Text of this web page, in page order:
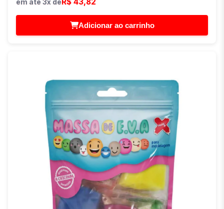
em até 3x de R$ 43,82
Adicionar ao carrinho